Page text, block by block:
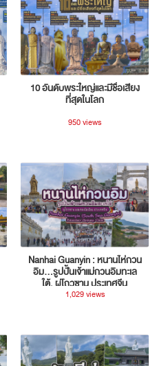
10 อันดับพระใหญ่และมีชื่อเสียง
ที่สุดในโลก
950 views
Nanhai Guanyin : หนานไห่กวน
อิม...รูปปั้นเจ้าแม่กวนอิมทะเล
ใต้, ผู่โถวซาน ประเทศจีน
1,029 views